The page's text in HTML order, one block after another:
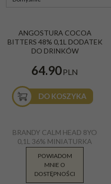
ANGOSTURA COCOA
BITTERS 48% 0,1L DODATEK
DO DRINKÓW
64.90PLN
DO KOSZYKA
miniaturka
BRANDY CALM HEAD 8YO
0,1L 36% MINIATURKA
34.00PLN
POWIADOM
MNIE O
DOSTĘPNOŚCI